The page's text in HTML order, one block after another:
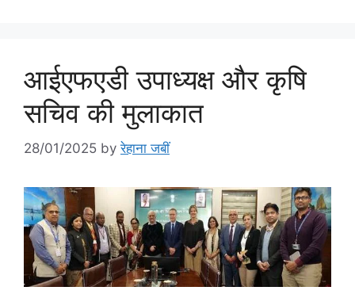
आईएफएडी उपाध्यक्ष और कृषि
सचिव की मुलाकात
28/01/2025 byरेहाना जबीं